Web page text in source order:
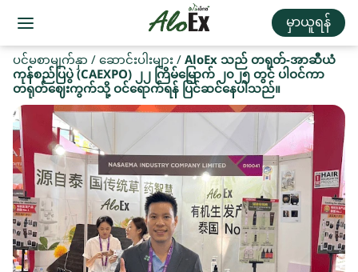
မှာယူရန်
ပင်မစာမျက်နှာ /ဆောင်းပါးများ/AloEx သည် တရုတ်-အာဆီယံ
ကုန်စည်ပြပွဲ (CAEXPO) ၂၂ ကြိမ်မြောက် ၂၀၂၅ တွင် ပါဝင်ကာ
တရုတ်ဈေးကွက်သို့ ဝင်ရောက်ရန် ပြင်ဆင်နေပါသည်။